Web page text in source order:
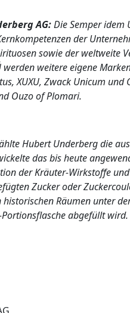
AG:Die Semper idem
der
sowie der weltweite
werden weitere eigene
XUXU, Zwack Unicum
Ouzo of Plomari.
Hubert Underberg die
das bis heute
der Kräuter-Wirkstoffe
Zucker oder
Räumen unter
abgefüllt wird.